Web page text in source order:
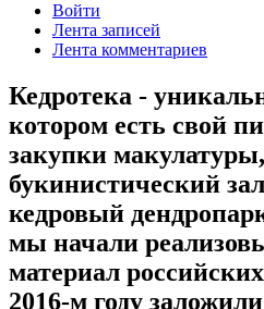
Войти
Лента записей
Лента комментариев
Кедротека -
котором есть свой
закупки макулатуры,
букинистический
кедровый
мы начали
материал
2016-м году